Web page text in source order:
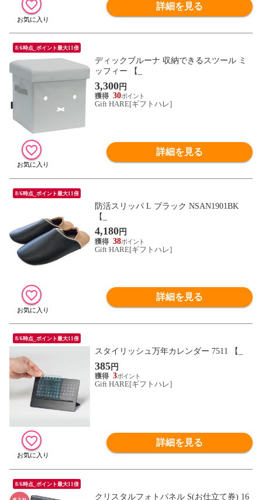
詳細を見る
8/6時点_ポイント最大11倍
ディックブルーナ 収納できるスツール ミ
ッフィー 【_
3,300円
30
Gift HARE[ギフトハレ]
詳細を見る
8/6時点_ポイント最大11倍
防活スリッパ L ブラック NSAN1901BK
【_
4,180円
38
Gift HARE[ギフトハレ]
詳細を見る
8/6時点_ポイント最大11倍
スタイリッシュ万年カレンダー 7511 【_
385円
3
Gift HARE[ギフトハレ]
詳細を見る
8/6時点_ポイント最大11倍
クリスタルフォトパネル S(お仕立て券) 16